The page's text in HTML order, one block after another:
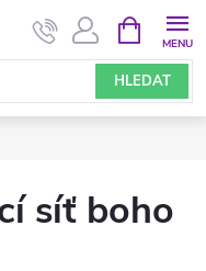
HLEDAT
NÁKUPNÍ
KOŠÍK
síť boho